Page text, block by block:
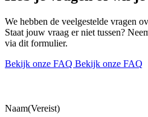
We hebben de veelgestelde vragen
Staat jouw vraag er niet tussen?
via dit formulier.
Bekijk onze FAQ Bekijk onze FAQ
Naam(Vereist)